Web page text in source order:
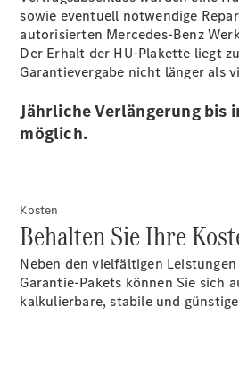
Unternehmens
sowie eventuell notwendige
autorisierten Mercedes-Benz
Der Erhalt der HU-Plakette liegt
Garantievergabe nicht länger als
Jährliche Verlängerung bis
möglich.
Kosten
Behalten Sie Ihre
Neben den vielfältigen
Garantie-Pakets können Sie sich
kalkulierbare, stabile und